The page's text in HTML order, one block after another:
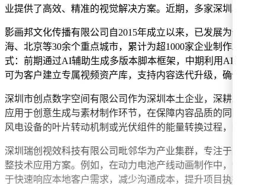
业提供了高效、精准的视觉解决方案。近期，多家深圳本土机
影画邦文化传播有限公司自2015年成立以来，已发展为全国
海、北京等30余个重点城市，累计为超1000家企业制作2000
式：前期通过AI辅助生成多版本脚本框架，中期利用AI工具快
可为客户建立专属视频资产库，支持内容迭代升级，确保品牌
深圳市创点数字空间有限公司作为深圳本土企业，深耕工业
应用于创意生成与素材制作环节，在保障内容品质的同时缩
风电设备的叶片转动机制或光伏组件的能量转换过程，满足企
深圳瑞创视效科技有限公司毗邻华为产业集群，专注于三维动
整技术应用方案。例如，在动力电池产线动画制作中，该公
于快速响应本地客户需求，减少沟通成本，提升项目执行效率。